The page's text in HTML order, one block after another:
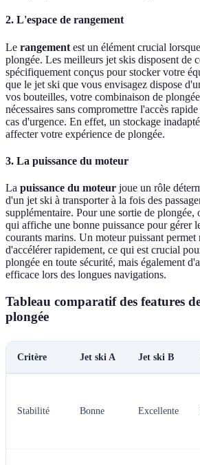
2. L'espace de rangement
Le rangement est un élément crucial
plongée. Les meilleurs jet skis disposent de
spécifiquement conçus pour stocker votre
que le jet ski que vous envisagez dispose
vos bouteilles, votre combinaison de
nécessaires sans compromettre l'accès
cas d'urgence. En effet, un stockage
affecter votre expérience de plongée.
3. La puissance du moteur
La puissance du moteur joue un rôle
d'un jet ski à transporter à la fois des
supplémentaire. Pour une sortie de plongée,
qui affiche une bonne puissance pour gérer
courants marins. Un moteur puissant permet
d'accélérer rapidement, ce qui est crucial
plongée en toute sécurité, mais également
efficace lors des longues navigations.
Tableau comparatif des features
plongée
Critère Jet ski A Jet ski B
Stabilité Bonne Excellente